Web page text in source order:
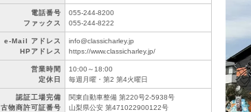
電話番号
ファックス
055-244-8200
055-244-8222
e-Mail アドレス
HPアドレス
info@classicharley.jp
https://www.classicharley.jp/
営業時間
定休日
10:00～18:00
毎週月曜・第2 第4火曜日
認証工場完備
古物商許可証番号
関東自動車整備 第220号2-5938号
山梨県公安 第471022900122号